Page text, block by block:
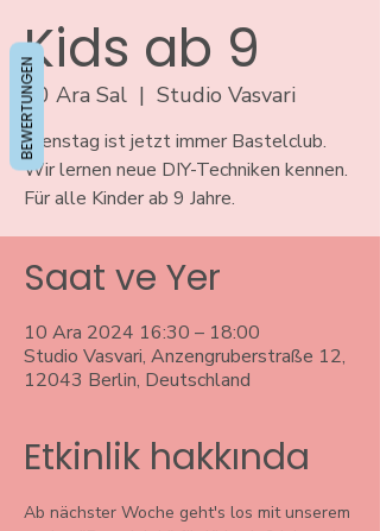
Kids ab 9
10 Ara Sal
  |
Studio Vasvari
Dienstag ist jetzt immer Bastelclub.
Wir lernen neue DIY-Techniken kennen.
Für alle Kinder ab 9 Jahre.
Saat ve Yer
10 Ara 2024 16:30 – 18:00
Studio Vasvari, Anzengruberstraße 12,
12043 Berlin, Deutschland
Etkinlik hakkında
Ab nächster Woche geht's los mit unserem
BEWERTUNGEN